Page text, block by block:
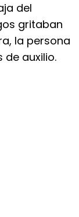
del
gritaban
la persona
auxilio.